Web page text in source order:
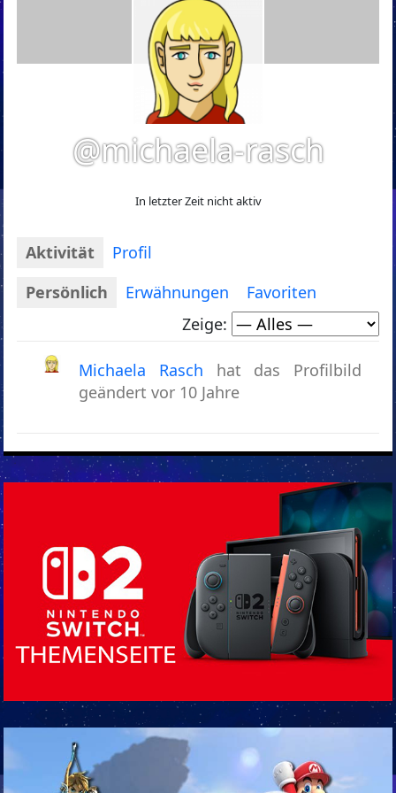
@michaela-rasch
In letzter Zeit nicht aktiv
Aktivität
Profil
Persönlich
Erwähnungen
Favoriten
Zeige:
Michaela Rasch hat das Profilbild
geändertvor 10 Jahre